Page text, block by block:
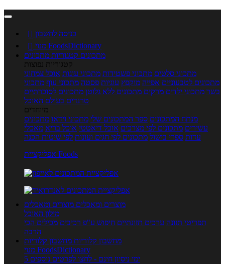
 כניסה לחשבון

מנוי FoodsDictionary
מתכונים קטגוריות מתכונים
קטגוריות נפוצות
מתכוני סלטים מתכוני פשטידות מתכוני עוגות אוכל צמחוני
מתכונים לטבעוניים אפייה מוקפץ עוגיות פסטה מתכוני עוף מתכוני
בשר מתכוני ילדים מרקים מתכונים ללא גלוטן מתכונים לסוכרתיים
טרנדים בעולם האוכל
מיוחדים
מנתח המתכונים ספר המתכונים שלי מתכוני וידאו מתכונים
עשירים מתכונים לפי מצרכים אוכל דיאטטי אוכל בריא מאכלי
עדות ספרי בישול מתכונים לפי חגים ועונות לפי שיטות הכנה
אפליקציית Foods
מוצרים ומאכלים מוצרים ומאכלים
מילון האוכל
תפריטי תזונה ערכים תזונתיים חיפוש ע"פ רכיבים מכילים הכי
הרבה
מחשבון קלוריות מחשבון קלוריות
מנוי FoodsDictionary
5 ימי ניסיון חינם - לחצו לפרטים נוספים